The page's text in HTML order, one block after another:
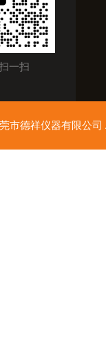
一扫
市德祥仪器有限公